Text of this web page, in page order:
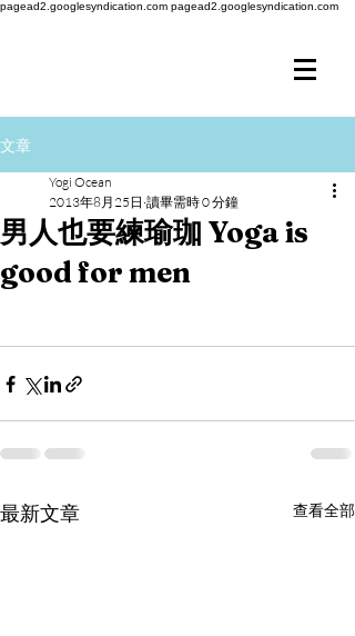
pagead2.googlesyndication.com pagead2.googlesyndication.com
文章
男人也要練瑜珈 Yoga is
good for men
Yogi Ocean
2013年8月25日 讀畢需時 0 分鐘
最新文章 查看全部